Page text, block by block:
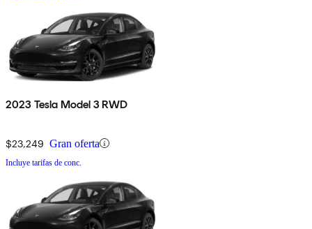
2023 Tesla Model 3 RWD
$23,249 Gran oferta
Incluye tarifas de conc.